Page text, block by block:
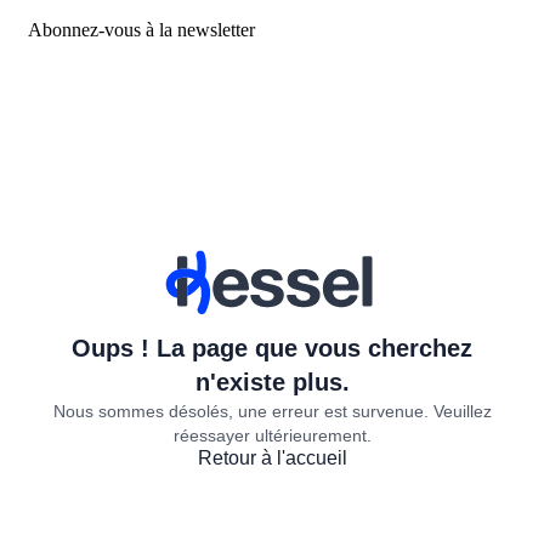
Abonnez-vous à la newsletter